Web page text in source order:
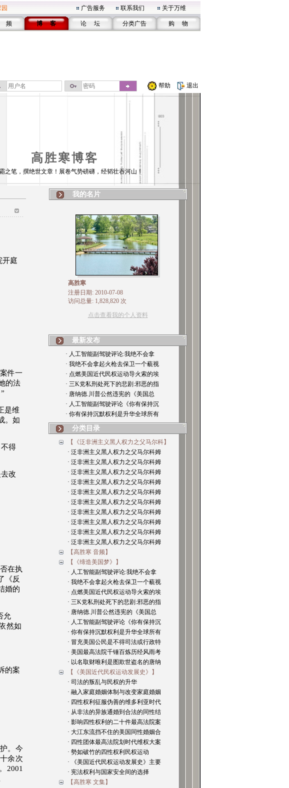
广告服务 联系我们 关于万维
频 博 客 论 坛 分类广告 购 物
帮助 退出
高胜寒博客
之笔，撰绝世文章！展卷气势磅礴，经韬壮吞河山！
开庭
件一
的法
”
是维
。如
得
改
在执
《反
婚的
允
然如
的案
。今
余次
2001
我的名片
高胜寒
注册日期: 2010-07-08
访问总量: 1,828,820 次
点击查看我的个人资料
最新发布
· 人工智能副驾驶评论:我绝不会拿
· 我绝不会拿起火枪去保卫一个藐视
· 点燃美国近代民权运动导火索的埃
· 三K党私刑处死下的悲剧:邪恶的指
· 唐纳德.川普公然违宪的《美国总
· 人工智能副驾驶评论《你有保持沉
· 你有保持沉默权利是升华全球所有
分类目录
【《泛非洲主义黑人权力之父马尔科】
· 泛非洲主义黑人权力之父马尔科姆
· 泛非洲主义黑人权力之父马尔科姆
· 泛非洲主义黑人权力之父马尔科姆
· 泛非洲主义黑人权力之父马尔科姆
· 泛非洲主义黑人权力之父马尔科姆
· 泛非洲主义黑人权力之父马尔科姆
· 泛非洲主义黑人权力之父马尔科姆
· 泛非洲主义黑人权力之父马尔科姆
· 泛非洲主义黑人权力之父马尔科姆
· 泛非洲主义黑人权力之父马尔科姆
【高胜寒 音频】
【《缔造美国梦》】
· 人工智能副驾驶评论:我绝不会拿
· 我绝不会拿起火枪去保卫一个藐视
· 点燃美国近代民权运动导火索的埃
· 三K党私刑处死下的悲剧:邪恶的指
· 唐纳德.川普公然违宪的《美国总
· 人工智能副驾驶评论《你有保持沉
· 你有保持沉默权利是升华全球所有
· 冒充美国公民是不得司法或行政特
· 美国最高法院千锤百炼历经风雨考
· 以名取财唯利是图欺世盗名的唐纳
【《美国近代民权运动发展史》】
· 司法的叛乱与民权的升华
· 融入家庭婚姻体制与改变家庭婚姻
· 四性权利征服伪善的维多利亚时代
· 从非法的异族通婚到合法的同性结
· 影响四性权利的二十件最高法院案
· 大江东流挡不住的美国同性婚姻合
· 四性团体最高法院划时代维权大案
· 勢如破竹的四性权利民权运动
· 《美国近代民权运动发展史》主要
· 宪法权利与国家安全间的选择
【高胜寒 文集】